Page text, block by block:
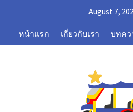
content
August 7,
หน้าแรก เกี่ยวกับเรา บทคว